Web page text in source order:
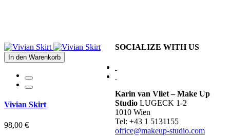
In den Warenkorb
Vivian Skirt
98,00 €
SOCIALIZE WITH US
Karin van Vliet – Make Up
Studio LUGECK 1-2
1010 Wien
Tel: +43 1 5131155
office@makeup-studio.com